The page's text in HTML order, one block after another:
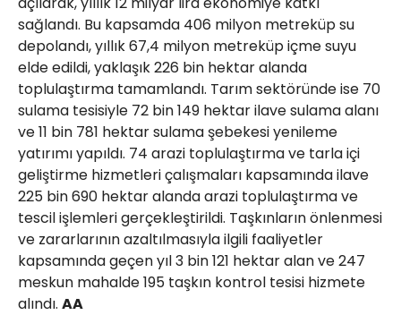
sağlandı. Bu kapsamda 406 milyon metreküp su
depolandı, yıllık 67,4 milyon metreküp içme suyu
elde edildi, yaklaşık 226 bin hektar alanda
toplulaştırma tamamlandı. Tarım sektöründe ise 70
sulama tesisiyle 72 bin 149 hektar ilave sulama alanı
ve 11 bin 781 hektar sulama şebekesi yenileme
yatırımı yapıldı. 74 arazi toplulaştırma ve tarla içi
geliştirme hizmetleri çalışmaları kapsamında ilave
225 bin 690 hektar alanda arazi toplulaştırma ve
tescil işlemleri gerçekleştirildi. Taşkınların önlenmesi
ve zararlarının azaltılmasıyla ilgili faaliyetler
kapsamında geçen yıl 3 bin 121 hektar alan ve 247
meskun mahalde 195 taşkın kontrol tesisi hizmete
alındı. AA